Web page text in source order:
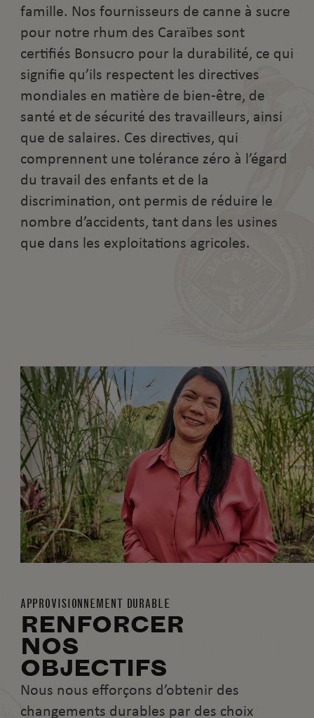
famille. Nos fournisseurs de canne à sucre
pour notre rhum des Caraïbes sont
certifiés Bonsucro pour la durabilité, ce qui
signifie qu’ils respectent les directives
mondiales en matière de bien-être, de
santé et de sécurité des travailleurs, ainsi
que de salaires. Ces directives, qui
comprennent une tolérance zéro à l’égard
du travail des enfants et de la
discrimination, ont permis de réduire le
nombre d’accidents, tant dans les usines
que dans les exploitations agricoles.
APPROVISIONNEMENT DURABLE
RENFORCER
NOS
OBJECTIFS
Nous nous efforçons d’obtenir des
changements durables par des choix